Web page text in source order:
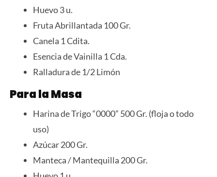
Huevo 3 u.
Fruta Abrillantada 100 Gr.
Canela 1 Cdita.
Esencia de Vainilla 1 Cda.
Ralladura de 1/2 Limón
Para la Masa
Harina de Trigo “0000” 500 Gr. (floja o todo
uso)
Azúcar 200 Gr.
Manteca / Mantequilla 200 Gr.